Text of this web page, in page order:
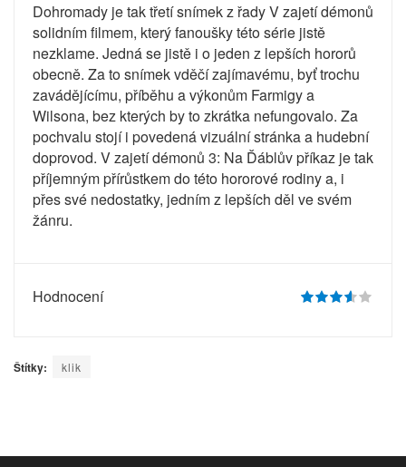
Dohromady je tak třetí snímek z řady V zajetí démonů
solidním filmem, který fanoušky této série jistě
nezklame. Jedná se jistě i o jeden z lepších hororů
obecně. Za to snímek vděčí zajímavému, byť trochu
zavádějícímu, příběhu a výkonům Farmigy a
Wilsona, bez kterých by to zkrátka nefungovalo. Za
pochvalu stojí i povedená vizuální stránka a hudební
doprovod. V zajetí démonů 3: Na Ďáblův příkaz je tak
příjemným přírůstkem do této hororové rodiny a, i
přes své nedostatky, jedním z lepších děl ve svém
žánru.
Hodnocení
Štítky: klik